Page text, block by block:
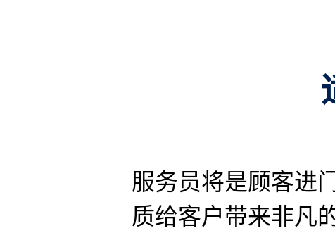
服务员将是顾客进
质给客户带来非凡